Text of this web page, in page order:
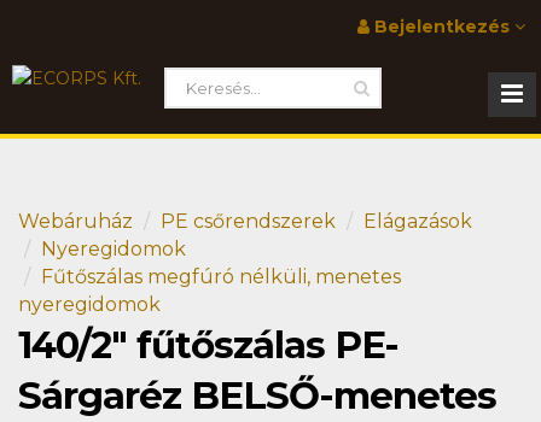
Bejelentkezés
Webáruház PE csőrendszerek
Elágazások
Nyeregidomok
Fűtőszálas megfúró nélküli, menetes
nyeregidomok
140/2" fűtőszálas PE-
Sárgaréz BELSŐ-menetes